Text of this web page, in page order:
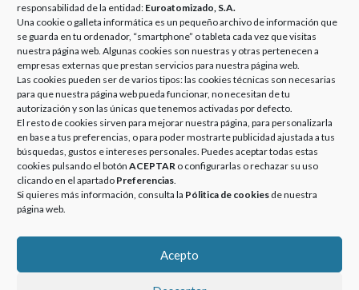
responsabilidad de la entidad: Euroatomizado, S.A.
Una cookie o galleta informática es un pequeño archivo de información que
se guarda en tu ordenador, “smartphone” o tableta cada vez que visitas
nuestra página web. Algunas cookies son nuestras y otras pertenecen a
empresas externas que prestan servicios para nuestra página web.
Las cookies pueden ser de varios tipos: las cookies técnicas son necesarias
para que nuestra página web pueda funcionar, no necesitan de tu
autorización y son las únicas que tenemos activadas por defecto.
El resto de cookies sirven para mejorar nuestra página, para personalizarla
en base a tus preferencias, o para poder mostrarte publicidad ajustada a tus
búsquedas, gustos e intereses personales. Puedes aceptar todas estas
cookies pulsando el botón ACEPTAR o configurarlas o rechazar su uso
clicando en el apartado Preferencias.
Si quieres más información, consulta la Pólitica de cookies de nuestra
página web.
Acepto
TAGS:ENERGÍA Y TURISMO,FEDER,FONDO EUROPEO DE DESARROLLO
REGIONAL,GRUPO EUROATOMIZADO,MEJORA CONTINUA,MINISTERIO DE
INDUSTRIA
Navegación
de
PREVIOUS
Previous
post:
NUEVA IMAGEN CORPORATIVA – 20/06/2011
11/04/2012